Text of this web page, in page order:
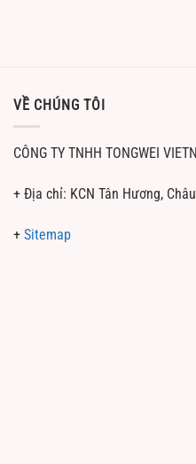
VỀ CHÚNG TÔI
CÔNG TY TNHH TONGWEI
+ Địa chỉ: KCN Tân Hương,
+ Sitemap